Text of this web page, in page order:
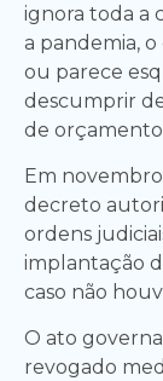
ignora toda a
a pandemia,
ou parece
descumprir
de
Em
decreto
ordens
implantação
caso não
O ato
revogado